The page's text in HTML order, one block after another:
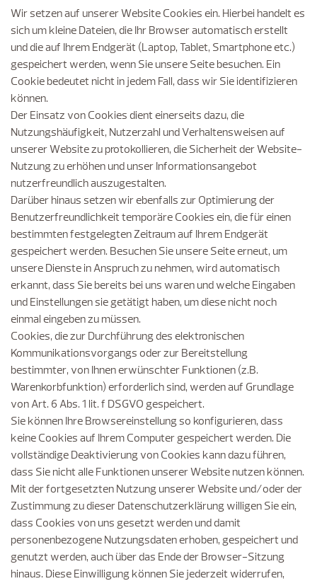
Wir setzen auf unserer Website Cookies ein. Hierbei handelt es
sich um kleine Dateien, die Ihr Browser automatisch erstellt
und die auf Ihrem Endgerät (Laptop, Tablet, Smartphone etc.)
gespeichert werden, wenn Sie unsere Seite besuchen. Ein
Cookie bedeutet nicht in jedem Fall, dass wir Sie identifizieren
können.
Der Einsatz von Cookies dient einerseits dazu, die
Nutzungshäufigkeit, Nutzerzahl und Verhaltensweisen auf
unserer Website zu protokollieren, die Sicherheit der Website-
Nutzung zu erhöhen und unser Informationsangebot
nutzerfreundlich auszugestalten.
Darüber hinaus setzen wir ebenfalls zur Optimierung der
Benutzerfreundlichkeit temporäre Cookies ein, die für einen
bestimmten festgelegten Zeitraum auf Ihrem Endgerät
gespeichert werden. Besuchen Sie unsere Seite erneut, um
unsere Dienste in Anspruch zu nehmen, wird automatisch
erkannt, dass Sie bereits bei uns waren und welche Eingaben
und Einstellungen sie getätigt haben, um diese nicht noch
einmal eingeben zu müssen.
Cookies, die zur Durchführung des elektronischen
Kommunikationsvorgangs oder zur Bereitstellung
bestimmter, von Ihnen erwünschter Funktionen (z.B.
Warenkorbfunktion) erforderlich sind, werden auf Grundlage
von Art. 6 Abs. 1 lit. f DSGVO gespeichert.
Sie können Ihre Browsereinstellung so konfigurieren, dass
keine Cookies auf Ihrem Computer gespeichert werden. Die
vollständige Deaktivierung von Cookies kann dazu führen,
dass Sie nicht alle Funktionen unserer Website nutzen können.
Mit der fortgesetzten Nutzung unserer Website und/oder der
Zustimmung zu dieser Datenschutzerklärung willigen Sie ein,
dass Cookies von uns gesetzt werden und damit
personenbezogene Nutzungsdaten erhoben, gespeichert und
genutzt werden, auch über das Ende der Browser-Sitzung
hinaus. Diese Einwilligung können Sie jederzeit widerrufen,